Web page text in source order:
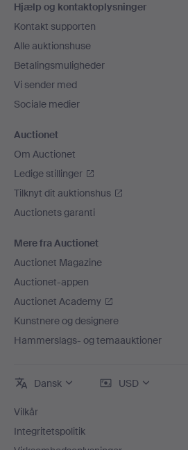
Hjælp og kontaktoplysninger
Kontakt supporten
Alle auktionshuse
Betalingsmuligheder
Vi sender med
Sociale medier
Auctionet
Om Auctionet
Ledige stillinger
Tilknyt dit auktionshus
Auctionets garanti
Mere fra Auctionet
Auctionet Magazine
Auctionet-appen
Auctionet Academy
Kunstnere og designere
Hammerslags- og temaauktioner
Dansk USD
Vilkår
Integritetspolitik